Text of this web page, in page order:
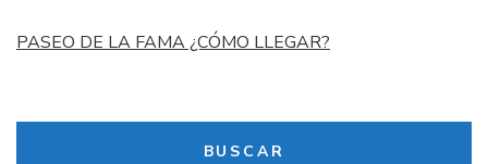
PASEO DE LA FAMA ¿CÓMO LLEGAR?
BUSCAR